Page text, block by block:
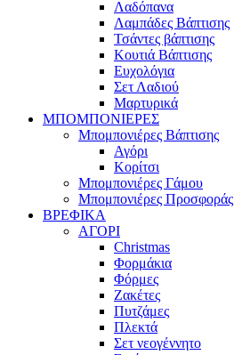
Λαδόπανα
Λαμπάδες Βάπτισης
Τσάντες βάπτισης
Κουτιά Βάπτισης
Ευχολόγια
Σετ Λαδιού
Μαρτυρικά
ΜΠΟΜΠΟΝΙΕΡΕΣ
Μπομπονιέρες Βάπτισης
Αγόρι
Κορίτσι
Μπομπονιέρες Γάμου
Μπομπονιέρες Προσφοράς
ΒΡΕΦΙΚΑ
ΑΓΟΡΙ
Christmas
Φορμάκια
Φόρμες
Ζακέτες
Πυτζάμες
Πλεκτά
Σετ νεογέννητο